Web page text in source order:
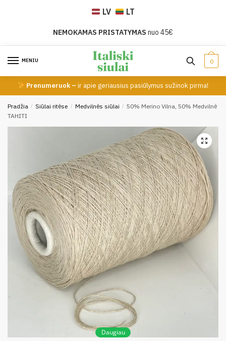
LV LT
NEMOKAMAS PRISTATYMAS nuo 45€
MENIU 0
Prenumeruok –ir apie geriausius pasiūlymus sužinok pirma!
Pradžia / Siūlai ritėse / Medvilnės siūlai / 50% Merino Vilna, 50% Medvilnė
TAHITI
Daugiau